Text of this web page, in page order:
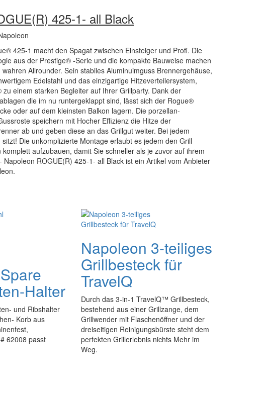
425-1- all Black
425-1 macht den Spagat zwischen Einsteiger und Profi. Die
aus der Prestige® -Serie und die kompakte Bauweise machen
Allrounder. Sein stabiles Aluminuimguss Brennergehäuse,
Edelstahl und das einzigartige Hitzeverteilersystem,
einem starken Begleiter auf Ihrer Grillparty. Dank der
die im nu runtergeklappt sind, lässt sich der Rogue®
oder auf dem kleinsten Balkon lagern. Die porzellan-
speichern mit Hocher Effizienz die Hitze der
ab und geben diese an das Grillgut weiter. Bei jedem
Die unkomplizierte Montage erlaubt es jedem den Grill
aufzubauen, damit Sie schneller als je zuvor auf ihrem
ROGUE(R) 425-1- all Black ist ein Artikel vom Anbieter
Halter
und Ribshalter
Korb aus
62008 passt
Napoleon 3-teiliges
Grillbesteck für
TravelQ
Durch das 3-in-1 TravelQ™ Grillbesteck,
bestehend aus einer Grillzange, dem
Grillwender mit Flaschenöffner und der
dreiseitigen Reinigungsbürste steht dem
perfekten Grillerlebnis nichts Mehr im
Weg.